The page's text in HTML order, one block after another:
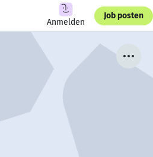
Anmelden
Job posten